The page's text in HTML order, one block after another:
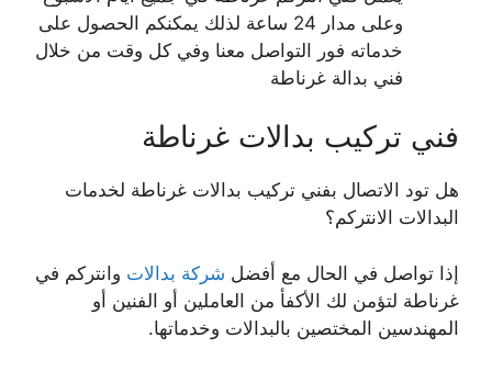
وعلى مدار 24 ساعة لذلك يمكنكم الحصول على
خدماته فور التواصل معنا وفي كل وقت من خلال
فني بدالة غرناطة
فني تركيب بدالات غرناطة
هل تود الاتصال بفني تركيب بدالات غرناطة لخدمات
البدالات الانتركم؟
إذا تواصل في الحال مع أفضل شركة بدالات وانتركم في
غرناطة لتؤمن لك الأكفأ من العاملين أو الفنين أو
المهندسين المختصين بالبدالات وخدماتها.